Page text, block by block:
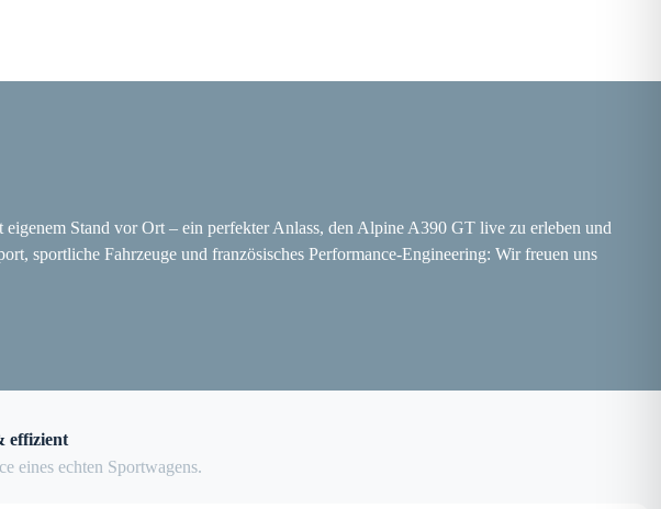
eigenem Stand vor Ort – ein perfekter Anlass, den Alpine A390 GT live zu erleben und
sportliche Fahrzeuge und französisches Performance-Engineering: Wir freuen uns
effizient
eines echten Sportwagens.